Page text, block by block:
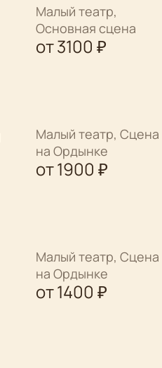
Малый театр,
Основная сцена
от3100 ₽
Малый театр, Сцена
на Ордынке
от1900 ₽
Малый театр, Сцена
на Ордынке
от1400 ₽